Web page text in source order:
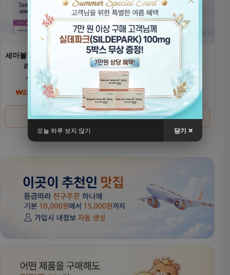
세마볼릭(Sembolic) 14mg -
리벨서스(제네릭)
세마글루타이드
₩220,000~₩ 380,000
가격 범위: ₩220,000~₩380,000
옵션 선택
세마볼릭(Sembolic) –
리벨서스(제네릭)
세마글루타이드 7mg
₩200,000 320,000
가격 범위:
옵션 선택
오늘 하루 보지 않기 닫기 ✕